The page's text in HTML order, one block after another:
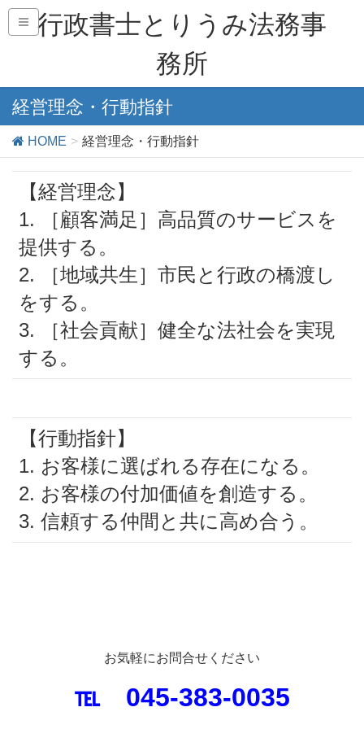
行政書士とりうみ法務事
務所
経営理念・行動指針
HOME 経営理念・行動指針
【経営理念】
1. ［顧客満足］高品質のサービスを
提供する。
2. ［地域共生］市民と行政の橋渡し
をする。
3. ［社会貢献］健全な法社会を実現
する。
【行動指針】
1. お客様に選ばれる存在になる。
2. お客様の付加価値を創造する。
3. 信頼する仲間と共に高め合う。
お気軽にお問合せください
℡ 045-383-0035